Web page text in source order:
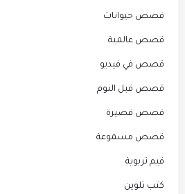
قصص حيوانات
قصص عالمية
قصص في فيديو
قصص قبل النوم
قصص قصيرة
قصص مسموعة
قيم تربوية
كتب تلوين